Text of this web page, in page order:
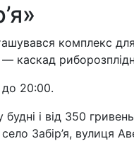
комплекс
каскад
до 20:00.
і від 350 гривень
Забір’я, вулиця